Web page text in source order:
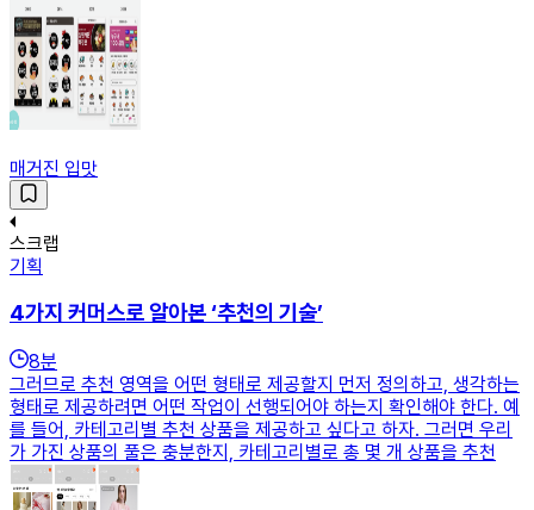
매거진 입맛
스크랩
기획
4가지 커머스로 알아본 ‘추천의 기술’
8분
그러므로 추천 영역을 어떤 형태로 제공할지 먼저 정의하고, 생각하는
형태로 제공하려면 어떤 작업이 선행되어야 하는지 확인해야 한다. 예
를 들어, 카테고리별 추천 상품을 제공하고 싶다고 하자. 그러면 우리
가 가진 상품의 풀은 충분한지, 카테고리별로 총 몇 개 상품을 추천